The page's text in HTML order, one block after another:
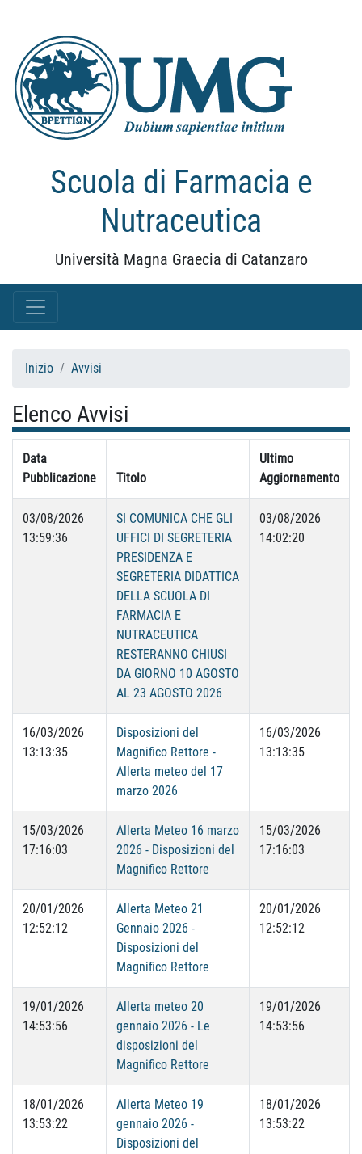
Scuola di Farmacia e
Nutraceutica
Università Magna Graecia di Catanzaro
Inizio Avvisi
Elenco Avvisi
Data
Pubblicazione
Titolo
Ultimo
Aggiornamento
03/08/2026
13:59:36
SI COMUNICA CHE GLI
UFFICI DI SEGRETERIA
PRESIDENZA E
SEGRETERIA DIDATTICA
DELLA SCUOLA DI
FARMACIA E
NUTRACEUTICA
RESTERANNO CHIUSI
DA GIORNO 10 AGOSTO
AL 23 AGOSTO 2026
03/08/2026
14:02:20
16/03/2026
13:13:35
Disposizioni del
Magnifico Rettore -
Allerta meteo del 17
marzo 2026
16/03/2026
13:13:35
15/03/2026
17:16:03
Allerta Meteo 16 marzo
2026 - Disposizioni del
Magnifico Rettore
15/03/2026
17:16:03
20/01/2026
12:52:12
Allerta Meteo 21
Gennaio 2026 -
Disposizioni del
Magnifico Rettore
20/01/2026
12:52:12
19/01/2026
14:53:56
Allerta meteo 20
gennaio 2026 - Le
disposizioni del
Magnifico Rettore
19/01/2026
14:53:56
18/01/2026
13:53:22
Allerta Meteo 19
gennaio 2026 -
Disposizioni del
18/01/2026
13:53:22